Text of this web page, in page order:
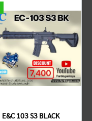
E&C 103 S3 BLACK